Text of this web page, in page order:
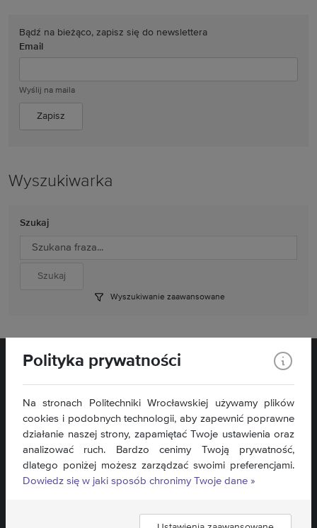
Bądź na bieżąco, zapisz się do newslettera
Email
Wyślij na maila
Wyszukiwarka
Szukaj
Wyszukiwanie zaawansowane
pl. Piastowski 27
58-560 Jelenia Góra
Mapa serwisu »
Polityka prywatności
Na stronach Politechniki Wrocławskiej używamy plików
cookies i podobnych technologii, aby zapewnić poprawne
działanie naszej strony, zapamiętać Twoje ustawienia oraz
analizować ruch. Bardzo cenimy Twoją prywatność,
dlatego poniżej możesz zarządzać swoimi preferencjami.
Dowiedz się w jaki sposób chronimy Twoje dane »